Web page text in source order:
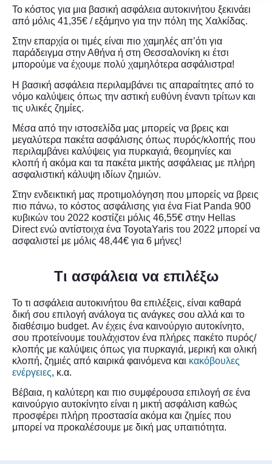
Το κόστος για μια βασική ασφάλεια αυτοκινήτου ξεκινάει
από μόλις 41,35€ / εξάμηνο για την πόλη της Χαλκίδας.
Στην επαρχία οι τιμές είναι πιο χαμηλές απ’ότι για
παράδειγμα στην Αθήνα ή στη Θεσσαλονίκη κι έτσι
μπορούμε να έχουμε πολύ χαμηλότερα ασφάλιστρα!
Η βασική ασφάλεια περιλαμβάνει τις απαραίτητες από το
νόμο καλύψεις όπως την αστική ευθύνη έναντι τρίτων και
τις υλικές ζημίες.
Μέσα από την ιστοσελίδα μας μπορείς να βρεις και
μεγαλύτερα πακέτα ασφάλισης όπως πυρός/κλοπής που
περιλαμβάνει καλύψεις για πυρκαγιά, θεομηνίες και
κλοπή ή ακόμα και τα πακέτα μικτής ασφάλειας με πλήρη
ασφαλιστική κάλυψη ιδίων ζημιών.
Στην ενδεικτική μας προτιμολόγηση που μπορείς να βρεις
πιο πάνω, το κόστος ασφάλισης για ένα Fiat Panda 900
κυβικών του 2022 κοστίζει μόλις 46,55€ στην Hellas
Direct ενώ αντίστοιχα ένα ToyotaYaris του 2022 μπορεί να
ασφαλιστεί με μόλις 48,44€ για 6 μήνες!
Τι ασφάλεια να επιλέξω
Το τι ασφάλεια αυτοκινήτου θα επιλέξεις, είναι καθαρά
δική σου επιλογή ανάλογα τις ανάγκες σου αλλά και το
διαθέσιμο budget. Αν έχεις ένα καινούργιο αυτοκίνητο,
σου προτείνουμε τουλάχιστον ένα πλήρες πακέτο πυρός/
κλοπής με καλύψεις όπως για πυρκαγιά, μερική και ολική
κλοπή, ζημιές από καιρικά φαινόμενα και κακόβουλες
ενέργειες, κ.α.
Βέβαια, η καλύτερη και πιο συμφέρουσα επιλογή σε ένα
καινούργιο αυτοκίνητο είναι η μικτή ασφάλιση καθώς
προσφέρει πλήρη προστασία ακόμα και ζημίες που
μπορεί να προκαλέσουμε με δική μας υπαιτιότητα.